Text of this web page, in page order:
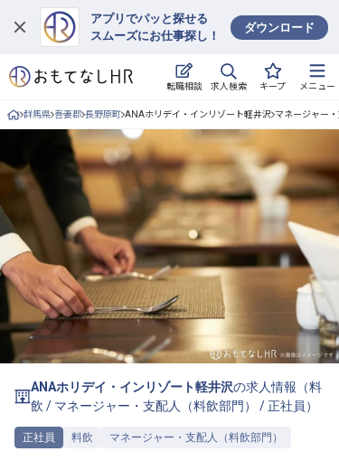
アプリでパッと探せる
スムーズにお仕事探し！
ダウンロード
転職相談 求人検索 キープ メニュー
ログイン
求人・施設を探す
キープした求人
就職・転職 合同説明会
おもてなしHRについて
ご利用の流れ
よくある質問
ホテル・宿泊業界情報コラム
無料 転職サポートに申し込む
群馬県 吾妻郡 長野原町 ANAホリデイ・インリゾート軽井沢 マネージャー
ANAホリデイ・インリゾート軽井沢の求人情報（料
飲 / マネージャー・支配人（料飲部門） /正社員 ）
正社員 料飲 マネージャー・支配人（料飲部門）